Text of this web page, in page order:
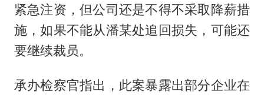
紧急注资，但公司还是不得不采取降薪措
施，如果不能从潘某处追回损失，可能还
要继续裁员。
承办检察官指出，此案暴露出部分企业在